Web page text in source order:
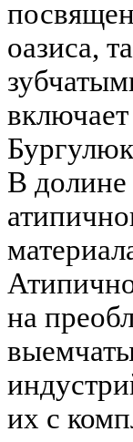
оазиса,
В долине
на
их с